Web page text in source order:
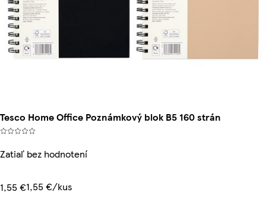
Tesco Home Office Poznámkový blok B5 160 strán
Zatiaľ bez hodnotení
1,55 €1,55 €/kus